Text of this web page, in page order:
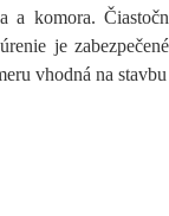
a komora.
je
vhodná na